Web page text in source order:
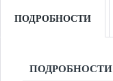
ПОДРОБНОСТИ
ПОДРОБНОСТИ